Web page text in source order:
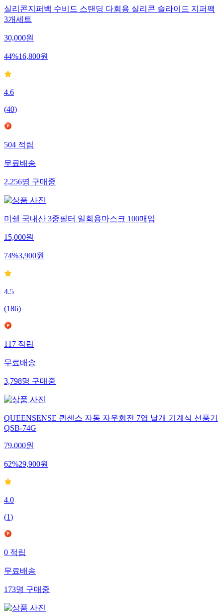
실리콘지퍼백 수비드 스탠딩 다회용 실리콘 슬라이드 지퍼팩
3개세트
30,000원
44%16,800원
4.6
(40)
504적립
무료배송
2,256명구매중
미쉘 국내산 3중필터 일회용마스크 100매입
15,000원
74%3,900원
4.5
(186)
117적립
무료배송
3,798명구매중
QUEENSENSE 퀸센스 자동 자우회전 7엽 날개 기계식 선풍기
QSB-74G
79,000원
62%29,900원
4.0
(1)
0적립
무료배송
173명구매중